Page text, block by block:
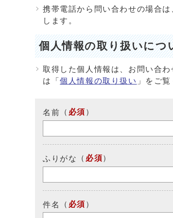
携帯電話から問い合わせの場合
します。
個人情報の取り扱いにつ
取得した個人情報は、お問い合
は「個人情報の取り扱い 」をご
名前 （ 必須 ）
ふりがな （ 必須）
件名 （ 必須 ）